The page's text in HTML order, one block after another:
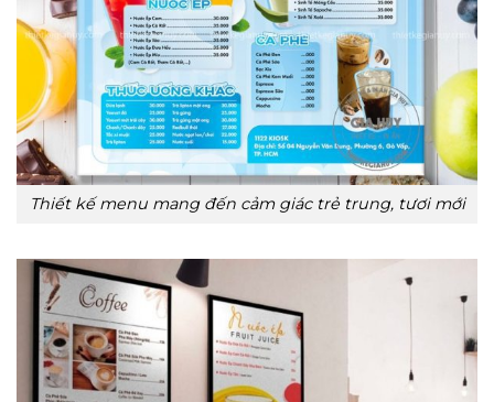
Thiết kế menu mang đến cảm giác trẻ trung, tươi mới